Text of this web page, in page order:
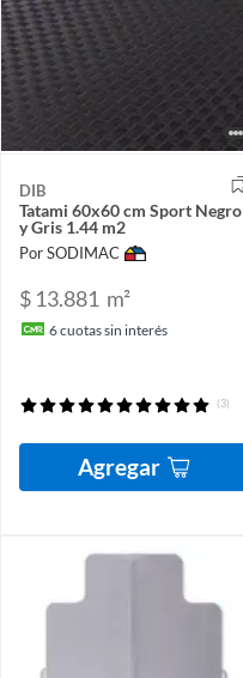
DIB
Tatami 60x60 cm Sport Negro
y Gris 1.44 m2
Por SODIMAC
$ 13.881 m²
6cuotas sin interés
(3)
Agregar